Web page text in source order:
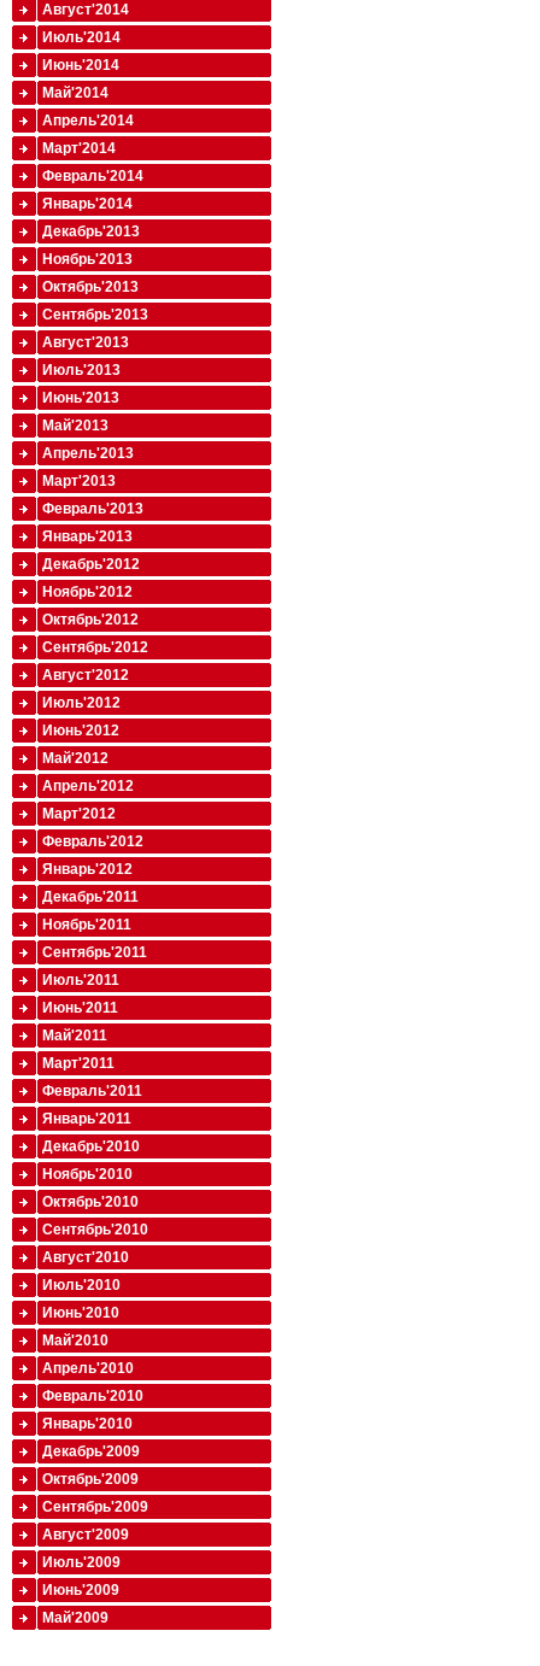
Август'2014
Июль'2014
Июнь'2014
Май'2014
Апрель'2014
Март'2014
Февраль'2014
Январь'2014
Декабрь'2013
Ноябрь'2013
Октябрь'2013
Сентябрь'2013
Август'2013
Июль'2013
Июнь'2013
Май'2013
Апрель'2013
Март'2013
Февраль'2013
Январь'2013
Декабрь'2012
Ноябрь'2012
Октябрь'2012
Сентябрь'2012
Август'2012
Июль'2012
Июнь'2012
Май'2012
Апрель'2012
Март'2012
Февраль'2012
Январь'2012
Декабрь'2011
Ноябрь'2011
Сентябрь'2011
Июль'2011
Июнь'2011
Май'2011
Март'2011
Февраль'2011
Январь'2011
Декабрь'2010
Ноябрь'2010
Октябрь'2010
Сентябрь'2010
Август'2010
Июль'2010
Июнь'2010
Май'2010
Апрель'2010
Февраль'2010
Январь'2010
Декабрь'2009
Октябрь'2009
Сентябрь'2009
Август'2009
Июль'2009
Июнь'2009
Май'2009